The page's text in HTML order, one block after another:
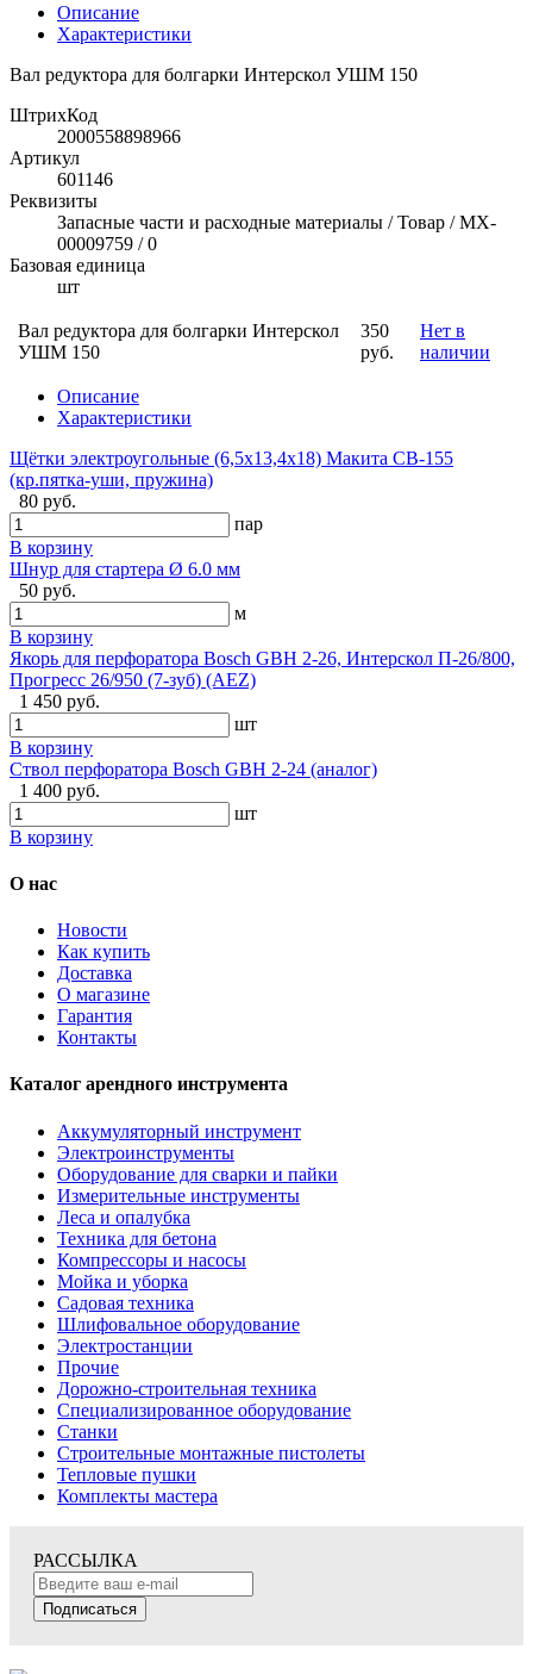
Описание
Характеристики
Вал редуктора для болгарки Интерскол УШМ 150
ШтрихКод
2000558898966
Артикул
601146
Реквизиты
Запасные части и расходные материалы / Товар / MX-
00009759 / 0
Базовая единица
шт
Вал редуктора для болгарки Интерскол
УШМ 150
350
руб.
Нет в
наличии
Описание
Характеристики
Щётки электроугольные (6,5х13,4х18) Макита CB-155
(кр.пятка-уши, пружина)
80 руб.
пар
В корзину
Шнур для стартера Ø 6.0 мм
50 руб.
м
В корзину
Якорь для перфоратора Bosch GBH 2-26, Интерскол П-26/800,
Прогресс 26/950 (7-зуб) (AEZ)
1 450 руб.
шт
В корзину
Ствол перфоратора Bosch GBH 2-24 (аналог)
1 400 руб.
шт
В корзину
О нас
Новости
Как купить
Доставка
О магазине
Гарантия
Контакты
Каталог арендного инструмента
Аккумуляторный инструмент
Электроинструменты
Оборудование для сварки и пайки
Измерительные инструменты
Леса и опалубка
Техника для бетона
Компрессоры и насосы
Мойка и уборка
Садовая техника
Шлифовальное оборудование
Электростанции
Прочие
Дорожно-строительная техника
Специализированное оборудование
Станки
Строительные монтажные пистолеты
Тепловые пушки
Комплекты мастера
РАССЫЛКА
Подписаться